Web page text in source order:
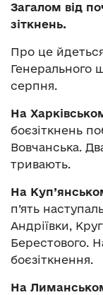
Загалом від
зіткнень.
Про це
Генерального
серпня.
На
боєзіткнень
Вовчанська.
тривають.
На
п’ять
Андріївки,
Берестового.
боєзіткнення.
На